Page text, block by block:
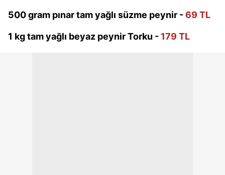
500 gram pınar tam yağlı süzme peynir -69 TL
1 kg tam yağlı beyaz peynir Torku - 179 TL